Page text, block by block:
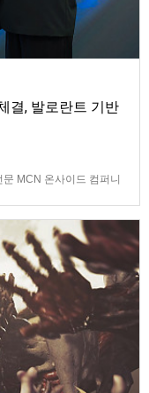
결, 발로란트 기반
MCN 온사이드 컴퍼니
약(MOU)을 체결했다고
사, …